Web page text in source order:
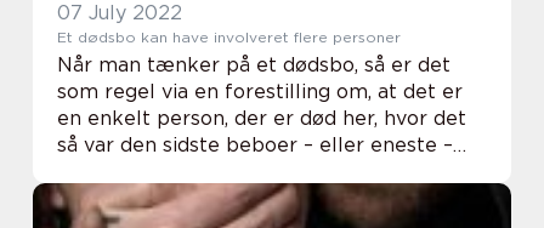
07 July 2022
Et dødsbo kan have involveret flere personer
Når man tænker på et dødsbo, så er det
som regel via en forestilling om, at det er
en enkelt person, der er død her, hvor det
så var den sidste beboer – eller eneste –
bolig, men det kan også vær...